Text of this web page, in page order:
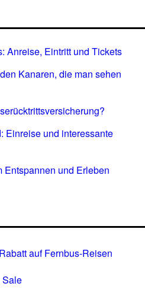
Anreise, Eintritt und Tickets
Kanaren, die man sehen
Einreise und interessante
und Erleben
auf Fernbus-Reisen
Sale